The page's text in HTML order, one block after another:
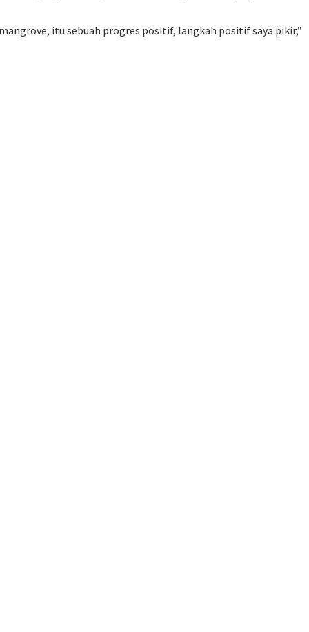
itu sebuah progres positif, langkah positif saya pikir,”